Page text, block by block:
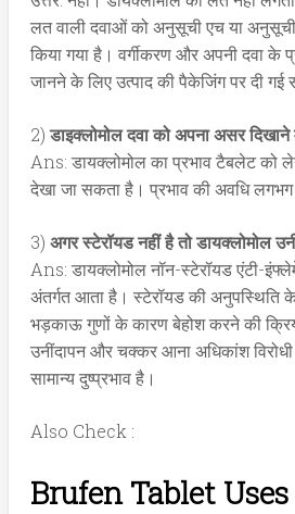
लत वाली दवाओं को अनुसूची एच या
किया गया है। वर्गीकरण और अपनी दवा के
जानने के लिए उत्पाद की पैकेजिंग पर दी गई
2)डाइक्लोमोल दवा को अपना असर
Ans: डायक्लोमोल का प्रभाव टैबलेट को
देखा जा सकता है। प्रभाव की अवधि
3) अगर स्टेरॉयड नहीं है तो डायक्लोमोल
Ans: डायक्लोमोल नॉन-स्टेरॉयड एंटी-
अंतर्गत आता है। स्टेरॉयड की अनुपस्थिति के
भड़काऊ गुणों के कारण बेहोश करने की
उनींदापन और चक्कर आना अधिकांश
सामान्य दुष्प्रभाव है।
Also Check :
Brufen Tablet